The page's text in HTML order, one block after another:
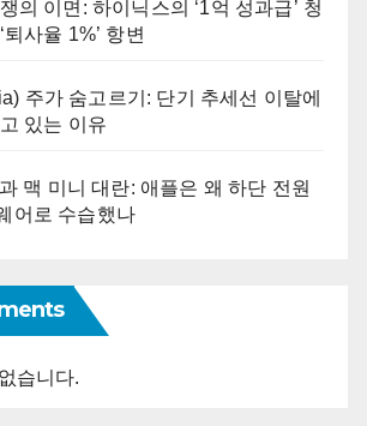
의 이면: 하이닉스의 ‘1억 성과급’ 청
사율 1%’ 항변
주가 숨고르기: 단기 추세선 이탈에
있는 이유
맥 미니 대란: 애플은 왜 하단 전원
어로 수습했나
습니다.